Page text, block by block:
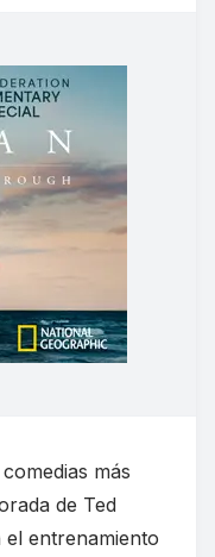
más
de Ted
entrenamiento